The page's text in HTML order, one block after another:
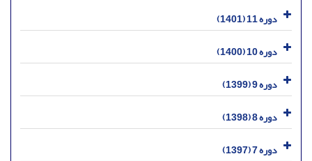
دوره 11 (1401)
دوره 10 (1400)
دوره 9 (1399)
دوره 8 (1398)
دوره 7 (1397)